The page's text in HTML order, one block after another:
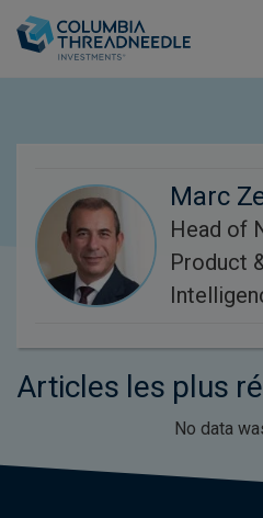
Marc
Head of
Product
Articles les plus
No data